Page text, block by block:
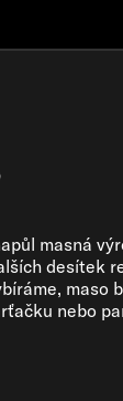
masná
desítek
maso
nebo